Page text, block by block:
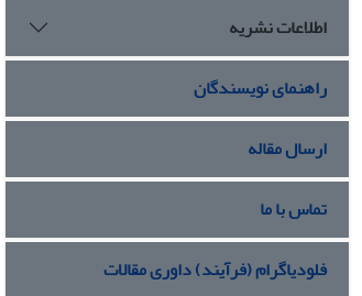
اطلاعات نشریه
راهنمای نویسندگان
ارسال مقاله
تماس با ما
فلودیاگرام (فرآیند) داوری مقالات